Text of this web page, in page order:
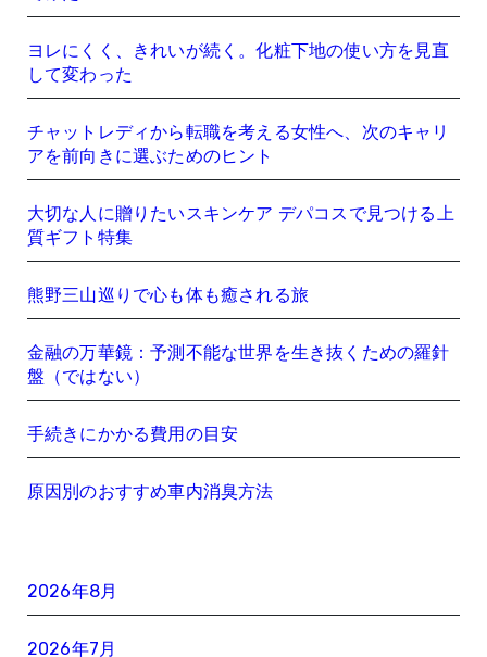
ヨレにくく、きれいが続く。化粧下地の使い方を見直
して変わった
チャットレディから転職を考える女性へ、次のキャリ
アを前向きに選ぶためのヒント
大切な人に贈りたいスキンケア デパコスで見つける上
質ギフト特集
熊野三山巡りで心も体も癒される旅
金融の万華鏡：予測不能な世界を生き抜くための羅針
盤（ではない）
手続きにかかる費用の目安
原因別のおすすめ車内消臭方法
2026年8月
2026年7月